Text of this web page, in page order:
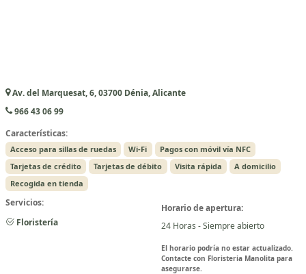
Av. del Marquesat, 6, 03700 Dénia, Alicante
966 43 06 99
Características:
Acceso para sillas de ruedas Wi-Fi
Pagos con móvil vía NFC
Tarjetas de crédito
Tarjetas de débito Visita rápida
A domicilio
Recogida en tienda
Servicios:
Floristería
Horario de apertura:
24 Horas - Siempre abierto
El horario podría no estar actualizado.
Contacte con Floristeria Manolita para
asegurarse.